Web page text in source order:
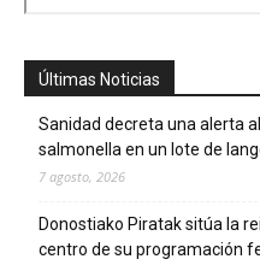
Últimas Noticias
Sanidad decreta una alerta
salmonella en un lote de
7 agosto, 2026
Donostiako Piratak sitúa la
centro de su programación